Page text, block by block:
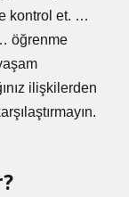
kontrol et. …
öğrenme
ilişkilerden